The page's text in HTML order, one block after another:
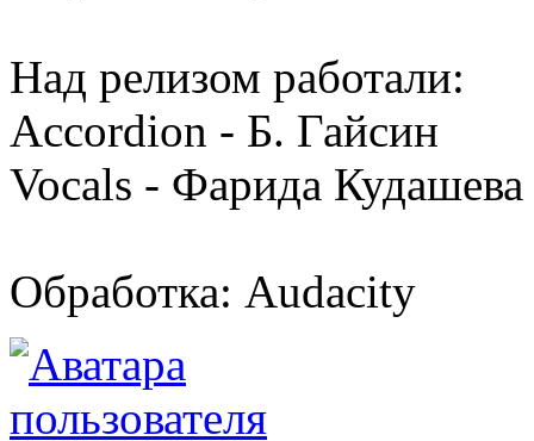
Над релизом работали:
Accordion - Б. Гайсин
Vocals - Фарида Кудашева
Обработка: Audacity